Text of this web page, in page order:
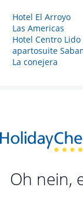
Hotel El Arroyo
Las Americas
Hotel Centro Lido
apartosuite
La conejera
Oh nein,